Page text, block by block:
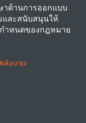
ด้านการออกแบบ
และสนับสนุนให้
ำหนดของกฎหมาย
งงาน